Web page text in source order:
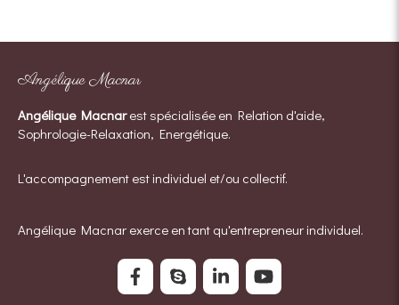
Angélique Macnar
Angélique Macnarest spécialisée en Relation d'aide,
Sophrologie-Relaxation, Energétique.
L'accompagnement est individuel et/ou collectif.
Angélique Macnar exerce en tant qu'entrepreneur individuel.